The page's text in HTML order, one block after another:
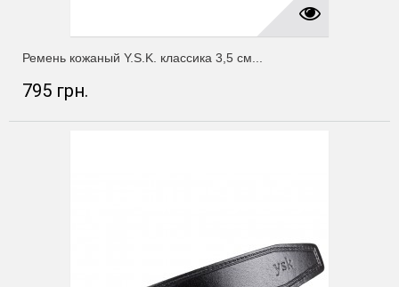
Ремень кожаный Y.S.K. классика 3,5 см...
795 грн.